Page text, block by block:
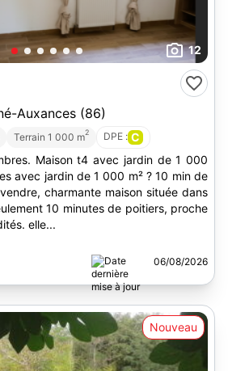
12
Auxances (86)
Terrain 1 000 m2 DPE : C
Maison t4 avec jardin de 1 000
avec jardin de 1 000 m² ? 10 min de
10 minutes de poitiers, proche
elle...
06/08/2026
Nouveau